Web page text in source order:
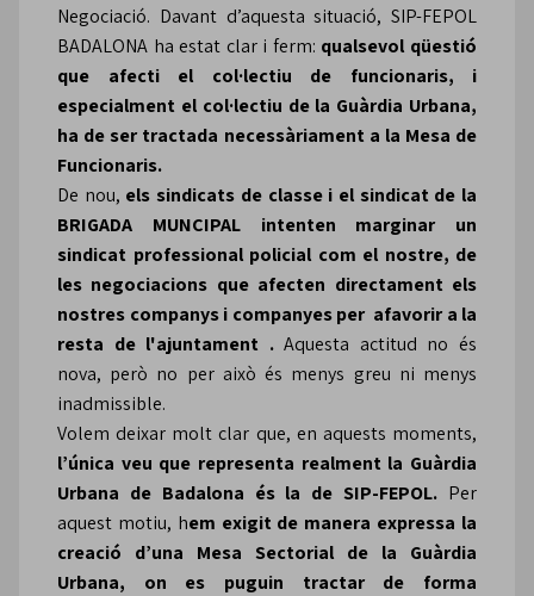
Negociació. Davant d’aquesta situació, SIP-FEPOL
BADALONA ha estat clar i ferm: qualsevol qüestió
que afecti el col·lectiu de funcionaris, i
especialment el col·lectiu de la Guàrdia Urbana,
ha de ser tractada necessàriament a la Mesa de
Funcionaris.
De nou, els sindicats de classe i el sindicat de la
BRIGADA MUNCIPAL intenten marginar un
sindicat professional policial com el nostre, de
les negociacions que afecten directament els
nostres companys i companyes per afavorir a la
resta de l'ajuntament .Aquesta actitud no és
nova, però no per això és menys greu ni menys
inadmissible.
Volem deixar molt clar que, en aquests moments,
l’única veu que representa realment la Guàrdia
Urbana de Badalona és la de SIP-FEPOL. Per
aquest motiu, hem exigit de manera expressa la
creació d’una Mesa Sectorial de la Guàrdia
Urbana, on es puguin tractar de forma